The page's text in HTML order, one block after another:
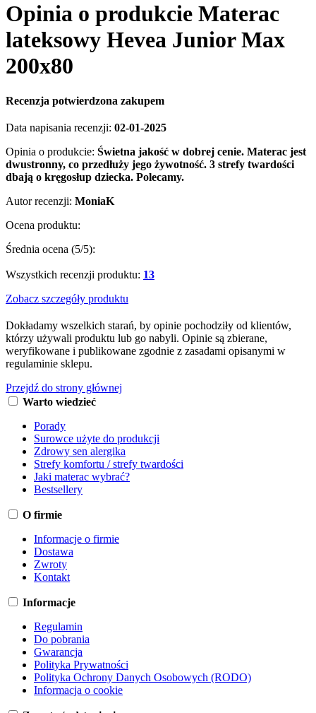
Opinia o produkcie Materac
lateksowy Hevea Junior Max
200x80
Recenzja potwierdzona zakupem
Data napisania recenzji: 02-01-2025
Opinia o produkcie: Świetna jakość w dobrej cenie. Materac jest
dwustronny, co przedłuży jego żywotność. 3 strefy twardości
dbają o kręgosłup dziecka. Polecamy.
Autor recenzji: MoniaK
Ocena produktu:
Średnia ocena (5/5):
Wszystkich recenzji produktu: 13
Zobacz szczegóły produktu
Dokładamy wszelkich starań, by opinie pochodziły od klientów,
którzy używali produktu lub go nabyli. Opinie są zbierane,
weryfikowane i publikowane zgodnie z zasadami opisanymi w
regulaminie sklepu.
Przejdź do strony głównej
Warto wiedzieć
Porady
Surowce użyte do produkcji
Zdrowy sen alergika
Strefy komfortu / strefy twardości
Jaki materac wybrać?
Bestsellery
O firmie
Informacje o firmie
Dostawa
Zwroty
Kontakt
Informacje
Regulamin
Do pobrania
Gwarancja
Polityka Prywatności
Polityka Ochrony Danych Osobowych (RODO)
Informacja o cookie